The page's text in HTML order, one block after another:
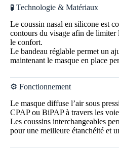
🧪 Technologie & Matériaux
Le coussin nasal en silicone est
contours du visage afin de limiter
le confort.
Le bandeau réglable permet un
maintenant le masque en place
⚙️ Fonctionnement
Le masque diffuse l’air sous
CPAP ou BiPAP à travers les
Les coussins interchangeables
pour une meilleure étanchéité et